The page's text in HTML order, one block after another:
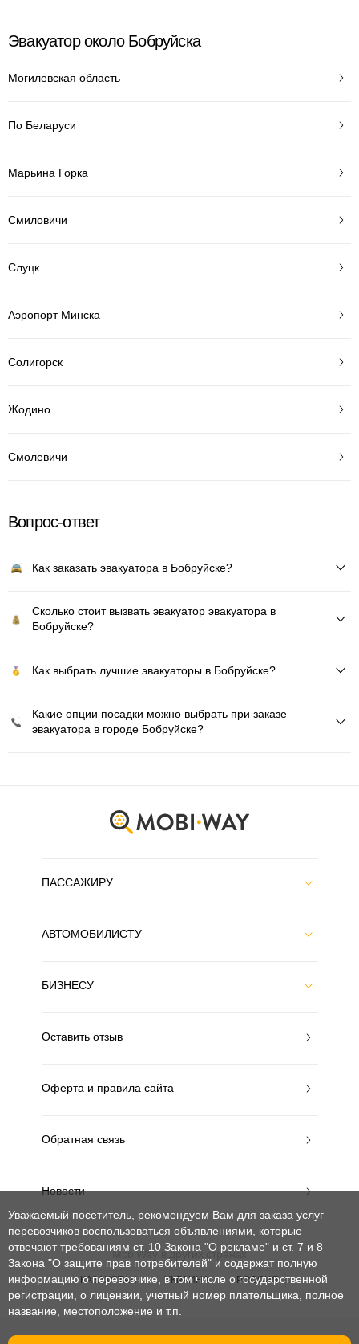
Эвакуатор около Бобруйска
Могилевская область
По Беларуси
Марьина Горка
Смиловичи
Слуцк
Аэропорт Минска
Солигорск
Жодино
Смолевичи
Вопрос-ответ
Как заказать эвакуатора в Бобруйске?
Сколько стоит вызвать эвакуатор эвакуатора в
Бобруйске?
Как выбрать лучшие эвакуаторы в Бобруйске?
Какие опции посадки можно выбрать при заказе
эвакуатора в городе Бобруйске?
ПАССАЖИРУ
АВТОМОБИЛИСТУ
БИЗНЕСУ
Оставить отзыв
Оферта и правила сайта
Обратная связь
Новости
MobiWay в других странах
КАЗАХСТАН УКРАИНА РОССИЯ
Уважаемый посетитель, рекомендуем Вам для заказа услуг
перевозчиков воспользоваться объявлениями, которые
отвечают требованиям ст. 10 Закона "О рекламе" и ст. 7 и 8
Закона "О защите прав потребителей" и содержат полную
информацию о перевозчике, в том числе о государственной
регистрации, о лицензии, учетный номер плательщика, полное
название, местоположение и т.п.